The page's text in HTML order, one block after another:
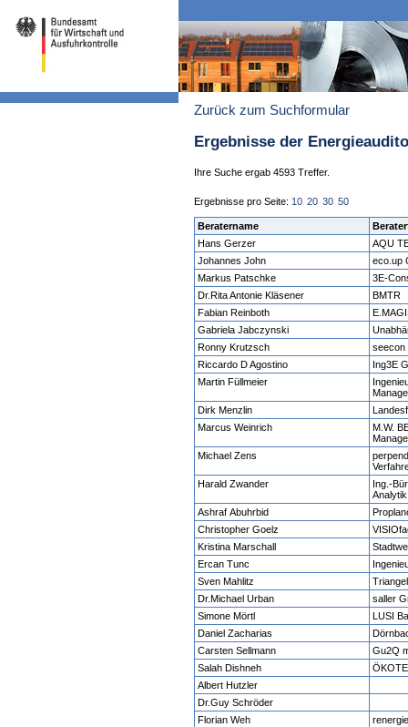
Zurück zum Suchformular
Ergebnisse der
Ihre Suche ergab 4593 Treffer.
Ergebnisse pro Seite: 10 20 30 50
Beratername
Hans Gerzer
AQU
Johannes John
eco.up
Markus Patschke
3E-
Dr.Rita Antonie Kläsener
BMTR
Fabian Reinboth
Gabriela Jabczynski
Ronny Krutzsch
seecon
Riccardo D Agostino
Ing3E
Martin Füllmeier
Dirk Menzlin
Marcus Weinrich
M.W.
Michael Zens
Harald Zwander
Ing.-
Ashraf Abuhrbid
Christopher Goelz
Kristina Marschall
Ercan Tunc
Sven Mahlitz
Dr.Michael Urban
saller
Simone Mörtl
LUSI
Daniel Zacharias
Carsten Sellmann
Gu2Q
Salah Dishneh
Albert Hutzler
Dr.Guy Schröder
Florian Weh